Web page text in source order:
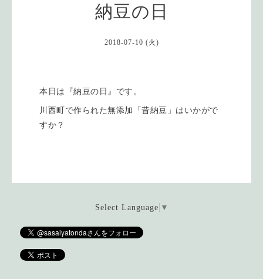
納豆の日
2018-07-10 (火)
本日は『納豆の日』です。
川西町で作られた無添加「昔納豆」はいかがで
すか？
Select Language ▼